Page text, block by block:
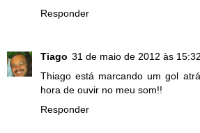
Responder
Tiago 31 de maio de 2012 às 15:32
Thiago está marcando um gol
hora de ouvir no meu som!!
Responder